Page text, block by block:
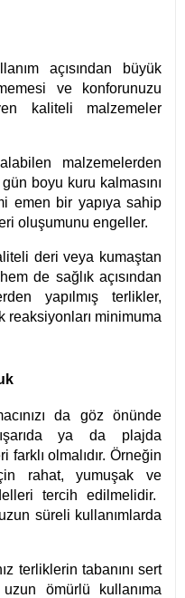
açısından büyük
ve konforunuzu
kaliteli malzemeler
malzemelerden
gün boyu kuru kalmasını
emen bir yapıya sahip
oluşumunu engeller.
deri veya kumaştan
de sağlık açısından
yapılmış terlikler,
reaksiyonları minimuma
da göz önünde
ya da plajda
olmalıdır. Örneğin
rahat, yumuşak ve
tercih edilmelidir.
süreli kullanımlarda
terliklerin tabanını sert
ömürlü kullanıma